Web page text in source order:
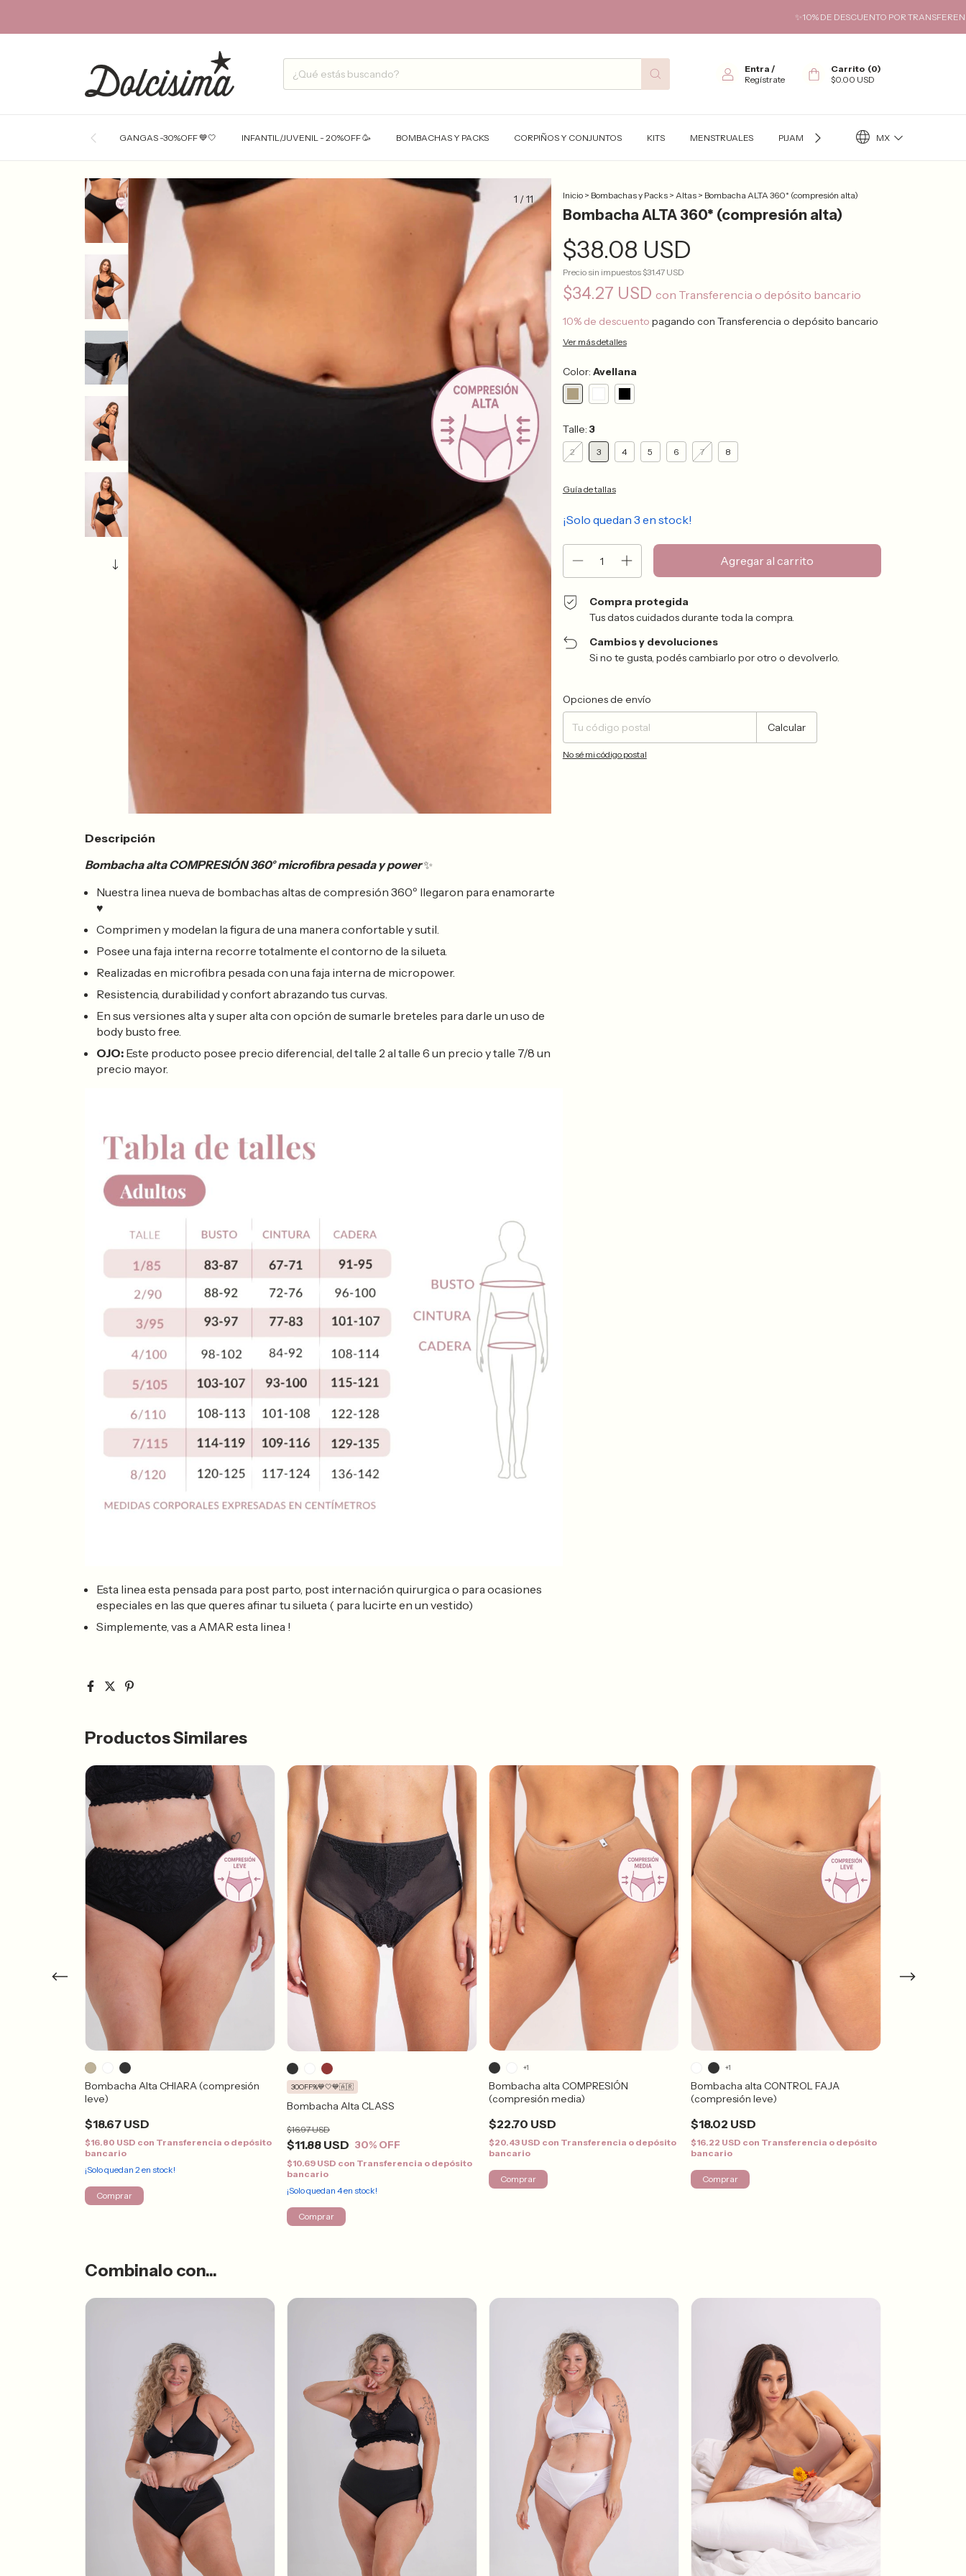
✨10% DE DESCUENTO POR TRANSFERENCIA✨
Entra /
Regístrate
Carrito (0)
$0.00 USD
GANGAS -30%OFF 💙🤍 INFANTIL/JUVENIL - 20%OFF 🥳 BOMBACHAS Y PACKS CORPIÑOS Y CONJUNTOS KITS MENSTRUALES PIJAMAS TÉRMICOMX
1 /11 Inicio > Bombachas y Packs > Altas > Bombacha ALTA 360* (compresión alta)
Bombacha ALTA 360* (compresión alta)
$38.08 USD
Precio sin impuestos $31.47 USD
$34.27 USD con Transferencia o depósito bancario
10% de descuento pagando con Transferencia o depósito bancario
Ver más detalles
Color: Avellana
Talle: 3
2 3 4 5 6 7 8
Guía de tallas
¡Solo quedan 3 en stock!
Compra protegida
Tus datos cuidados durante toda la compra.
Cambios y devoluciones
Si no te gusta, podés cambiarlo por otro o devolverlo.
Entregas para el CP:
Opciones de envío
Calcular
No sé mi código postal
Descripción
Bombacha alta COMPRESIÓN 360° microfibra pesada y power✨
Nuestra linea nueva de bombachas altas de compresión 360º llegaron para enamorarte
♥
Comprimen y modelan la figura de una manera confortable y sutil.
Posee una faja interna recorre totalmente el contorno de la silueta.
Realizadas en microfibra pesada con una faja interna de micropower.
Resistencia, durabilidad y confort abrazando tus curvas.
En sus versiones alta y super alta con opción de sumarle breteles para darle un uso de
body busto free.
OJO: Este producto posee precio diferencial, del talle 2 al talle 6 un precio y talle 7/8 un
precio mayor.
Esta linea esta pensada para post parto, post internación quirurgica o para ocasiones
especiales en las que queres afinar tu silueta ( para lucirte en un vestido)
Simplemente, vas a AMAR esta linea !
Productos Similares
Bombacha Alta CHIARA (compresión
leve)
$18.67 USD
$16.80 USD con Transferencia o depósito
bancario
¡Solo quedan 2en stock!
Comprar
Bombacha Alta CLASS
$11.88 USD
$16.97 USD
30% OFF
30OFF%💙🤍💙🇦🇷
$10.69 USD con Transferencia o depósito
bancario
¡Solo quedan 4en stock!
Comprar
Bombacha alta COMPRESIÓN
(compresión media)
$22.70 USD
$20.43 USD con Transferencia o depósito
bancario
+1
Comprar
Bombacha alta CONTROL FAJA
(compresión leve)
$18.02 USD
$16.22 USD con Transferencia o depósito
bancario
+1
Comprar
Combinalo con...